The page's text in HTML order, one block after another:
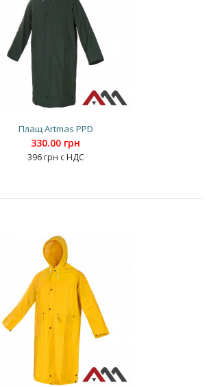
Плащ Artmas PPD
330.00 грн
396 грн с НДС